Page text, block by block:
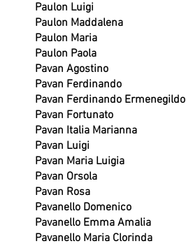
Paulon Luigi
Paulon Maddalena
Paulon Maria
Paulon Paola
Pavan Agostino
Pavan Ferdinando
Pavan Ferdinando Ermenegildo
Pavan Fortunato
Pavan Italia Marianna
Pavan Luigi
Pavan Maria Luigia
Pavan Orsola
Pavan Rosa
Pavanello Domenico
Pavanello Emma Amalia
Pavanello Maria Clorinda